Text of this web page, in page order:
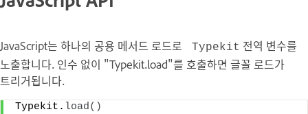
JavaScript는 하나의 공용 메서드 로드로 Typekit 전역 변수를
노출합니다. 인수 없이 "Typekit.load"를 호출하면 글꼴 로드가
트리거됩니다.
Typekit. load( )